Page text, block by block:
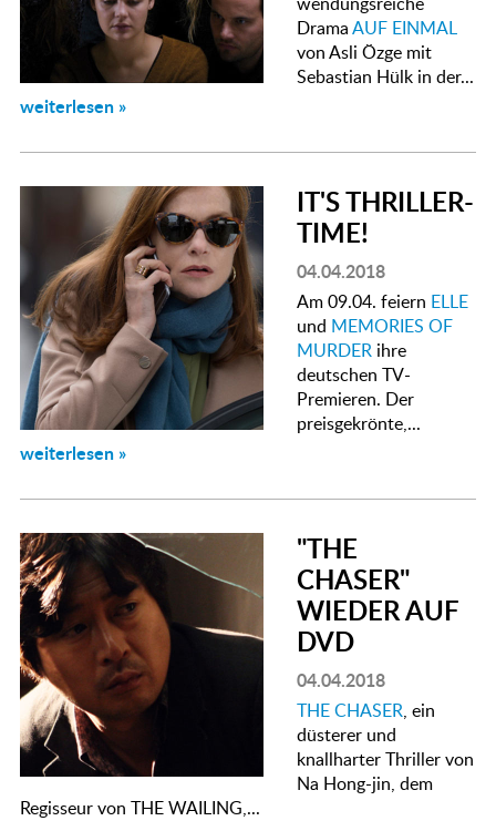
DramaAUF EINMAL
von Asli Özge mit
Sebastian Hülk in der...
weiterlesen »
IT'S THRILLER-
TIME!
04.04.2018
Am 09.04. feiern ELLE
und MEMORIES OF
MURDERihre
deutschen TV-
Premieren. Der
preisgekrönte,...
weiterlesen »
"THE
CHASER"
WIEDER AUF
DVD
04.04.2018
THE CHASER, ein
düsterer und
knallharter Thriller von
Na Hong-jin, dem
Regisseur von THE WAILING,...